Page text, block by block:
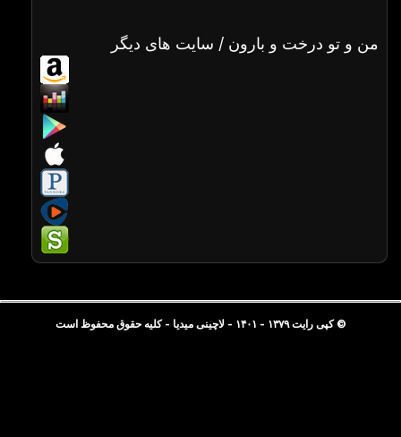
من و تو درخت و بارون / سایت های دیگر
© کپی رایت ۱۳۷۹ - ۱۴۰۱ - لاچینی میدیا - کلیه حقوق محفوظ است